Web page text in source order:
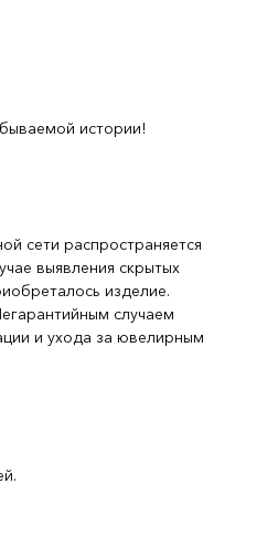
истории!
сети распространяется
выявления скрытых
изделие.
случаем
и ухода за ювелирным